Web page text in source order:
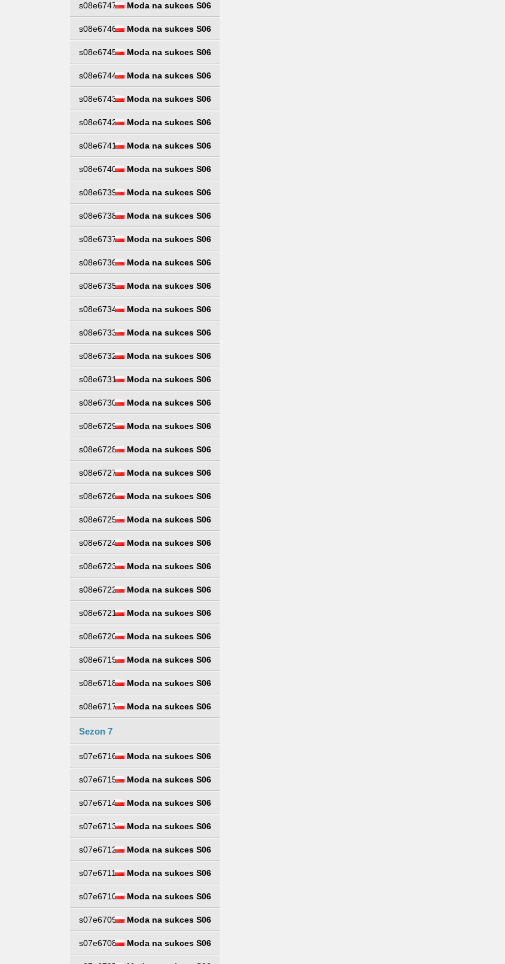
s08e6747 Moda na sukces S06
s08e6746 Moda na sukces S06
s08e6745 Moda na sukces S06
s08e6744 Moda na sukces S06
s08e6743 Moda na sukces S06
s08e6742 Moda na sukces S06
s08e6741 Moda na sukces S06
s08e6740 Moda na sukces S06
s08e6739 Moda na sukces S06
s08e6738 Moda na sukces S06
s08e6737 Moda na sukces S06
s08e6736 Moda na sukces S06
s08e6735 Moda na sukces S06
s08e6734 Moda na sukces S06
s08e6733 Moda na sukces S06
s08e6732 Moda na sukces S06
s08e6731 Moda na sukces S06
s08e6730 Moda na sukces S06
s08e6729 Moda na sukces S06
s08e6728 Moda na sukces S06
s08e6727 Moda na sukces S06
s08e6726 Moda na sukces S06
s08e6725 Moda na sukces S06
s08e6724 Moda na sukces S06
s08e6723 Moda na sukces S06
s08e6722 Moda na sukces S06
s08e6721 Moda na sukces S06
s08e6720 Moda na sukces S06
s08e6719 Moda na sukces S06
s08e6718 Moda na sukces S06
s08e6717 Moda na sukces S06
Sezon 7
s07e6716 Moda na sukces S06
s07e6715 Moda na sukces S06
s07e6714 Moda na sukces S06
s07e6713 Moda na sukces S06
s07e6712 Moda na sukces S06
s07e6711 Moda na sukces S06
s07e6710 Moda na sukces S06
s07e6709 Moda na sukces S06
s07e6708 Moda na sukces S06